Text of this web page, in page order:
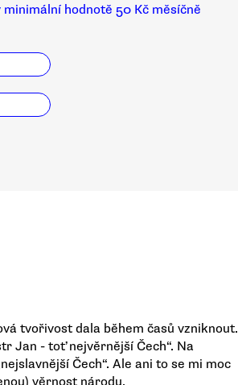
hodnotě 50 Kč měsíčně
tvořivost dala během časů vzniknout.
Jan - toť nejvěrnější Čech“. Na
Čech“. Ale ani to se mi moc
věrnost národu.